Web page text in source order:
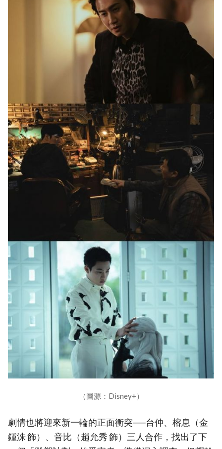
（圖源：Disney+）
劇情也將迎來新一輪的正面衝突──台仲、榕息（金
鍾洙 飾）、音比（趙允秀 飾）三人合作，找出了下